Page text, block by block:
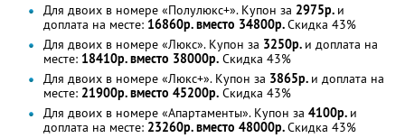
Для двоих в номере «Полулюкс+». Купон за 2975р. и
доплата на месте: 16860р. вместо 34800р.Скидка 43%
Для двоих в номере «Люкс». Купон за 3250р. и доплата на
месте: 18410р. вместо 38000р. Скидка 43%
Для двоих в номере «Люкс+». Купон за 3865р. и доплата на
месте: 21900р. вместо 45200р. Скидка 43%
Для двоих в номере «Апартаменты». Купон за 4100р. и
доплата на месте: 23260р. вместо 48000р.Скидка 43%